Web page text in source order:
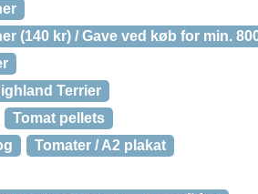
(140 kr) / Gave ved køb for min.
Terrier
Tomat pellets
Tomater / A2 plakat